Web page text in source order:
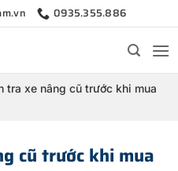
0935.355.886
tra xe nâng cũ trước khi mua
cũ trước khi mua